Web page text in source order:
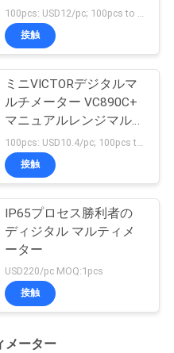
トレンジ デジタルマル
チメーター VICTOR オリ
ジナル 工場
接触
ミニVICTORデジタルマ
ルチメーター VC890C+
マニュアルレンジマルチ
メーター 1999 LCDディ
スプレイ NCV LIVE True
RMSマルチメーターデ
接触
IP65プロセス勝利者の
ディジタル マルティメ
ーター
USD220/pc MOQ:1pcs
接触
メーター